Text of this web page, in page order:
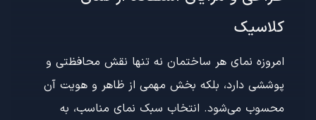
کلاسیک
امروزه نمای هر ساختمان نه تنها نقش محافظتی و
پوششی دارد، بلکه بخش مهمی از ظاهر و هویت آن
محسوب می‌شود. انتخاب سبک نمای مناسب، به